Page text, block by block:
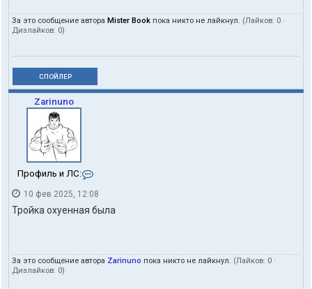
За это сообщение автора Mister Book пока никто не лайкнул. (Лайков: 0 ·
Дизлайков: 0)
СПОЙЛЕР
Zarinuno
Профиль и ЛС:
н
т
а
п
10 фев 2025, 12:08
Тройка охуенная была
За это сообщение автора Zarinuno пока никто не лайкнул. (Лайков: 0 ·
Дизлайков: 0)